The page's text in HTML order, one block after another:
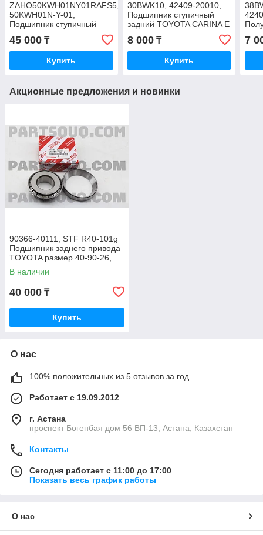
ZAHO50KWH01NY01RAFS5,
50KWH01N-Y-01,
Подшипник ступичный
передний MITSUBISHI
PAJERO V73W, V93W,
NSK, Japan
45 000 ₸
Купить
30BWK10, 42409-20010,
Подшипник ступичный
задний TOYOTA CARINA E
2WD 1992-2001,
MAXPART, MADE IN
CHINA
8 000₸
Купить
NSK
7
Акционные предложения и новинки
90366-40111, STF R40-101g
Подшипник заднего привода
TOYOTA размер 40-90-26,
JAPAN
В наличии
40 000 ₸
Купить
О нас
100% положительных из 5 отзывов за год
Работает с 19.09.2012
г. Астана
проспект Богенбая дом 56 ВП-13, Астана, Казахстан
Контакты
Сегодня работает с 11:00 до 17:00
Показать весь график работы
О нас